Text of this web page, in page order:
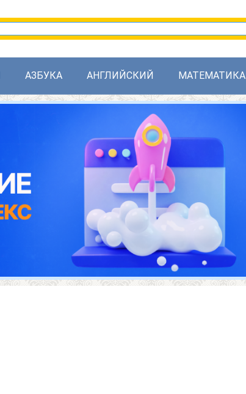
АЗБУКА АНГЛИЙСКИЙ МАТЕМАТИКА